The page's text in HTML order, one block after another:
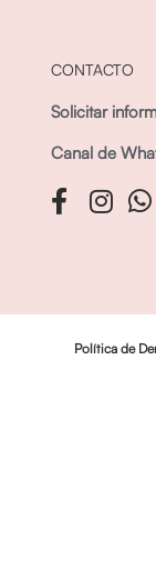
CONTACTO
Solicitar
Canal de
Política de